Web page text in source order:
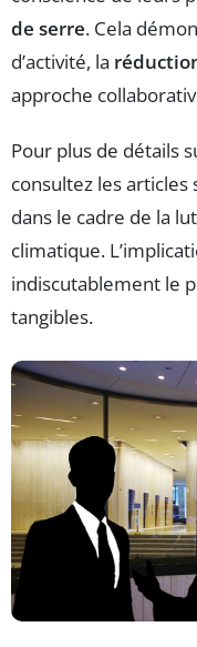
de serre. Cela
d’activité, la
approche
Pour plus de détails
consultez les articles
dans le cadre de la
climatique.
indiscutablement le
tangibles.